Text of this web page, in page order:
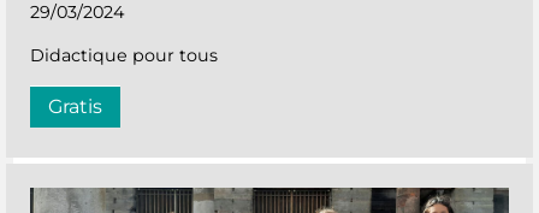
29/03/2024
Didactique pour tous
Gratis